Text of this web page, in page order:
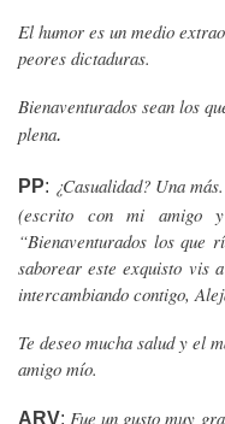
El humor es un medio
peores dictaduras.
Bienaventurados sean los
plena.
PP: ¿Casualidad? Una
(escrito con mi amigo
“Bienaventurados los que
saborear este exquisto vis
intercambiando contigo,
Te deseo mucha salud y el
amigo mío.
ARV: Fue un gusto muy